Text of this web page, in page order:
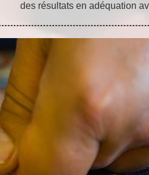
des résultats en adéquation